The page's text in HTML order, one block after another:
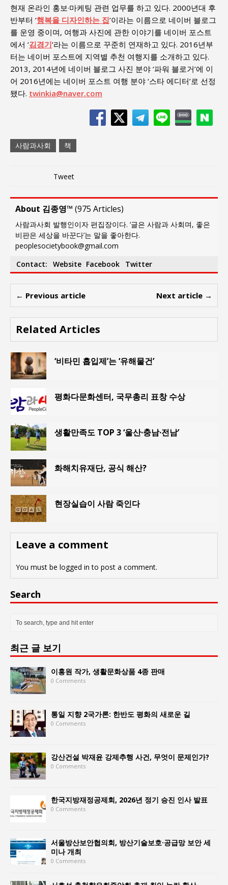
현재 온라인 홍보·마케팅 관련 업무를 하고 있다. 2000년대 후
반부터 ‘행복을 디자인하는 집’이라는 이름으로 네이버 블로그
를 운영 중이며, 여행과 사진에 관한 이야기를 네이버 포스트
에서 ‘김경기’라는 이름으로 꾸준히 연재하고 있다. 2016년부
터는 네이버 포스트에 지역별 추천 여행지를 소개하고 있다.
2013, 2014년에 네이버 블로그 사진 분야 ‘파워 블로거’에 이
어 2016년에는 네이버 포스트 여행 분야 ‘스타 에디터’로 선정
됐다. twinkia@naver.com
사람과사회 책
Tweet
About 김종영™ (975 Articles)
사람과사회 발행인이자 편집장이다. ‘글은 사람과 사회며, 좋은
비판은 세상을 바꾼다’는 말을 좋아한다.
peoplesocietybook@gmail.com
Contact:
Website Facebook Twitter
← Previous article Next article →
Related Articles
‘비타민 흡입제’는 ‘유해물건’
평화다문화센터, 국무총리 표창 수상
생활만족도 TOP 3 ‘울산·충남·전남’
화해치유재단, 공식 해산?
현장실습이 사람 죽인다
Leave a comment
You must be logged in to post a comment.
Search
최근 글 보기
이홍원 작가, 생활문화상품 4종 판매
0 Comments
통일 지향 2국가론: 한반도 평화의 새로운 길
0 Comments
강산건설 박재윤 강제추행 사건, 무엇이 문제인가?
0 Comments
한국지방재정공제회, 2026년 정기 승진 인사 발표
0 Comments
서울방산보안협의회, 방산기술보호·공급망 보안 세
미나 개최
0 Comments